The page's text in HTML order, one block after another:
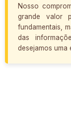
Nosso
grande valor
fundamentais,
das
desejamos uma